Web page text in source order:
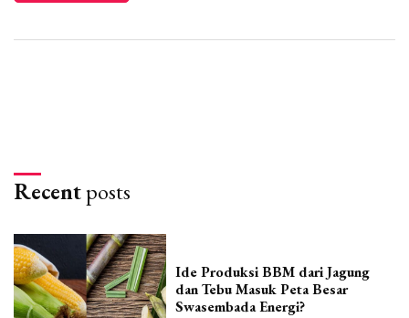
Recentposts
Ide Produksi BBM dari Jagung
dan Tebu Masuk Peta Besar
Swasembada Energi?